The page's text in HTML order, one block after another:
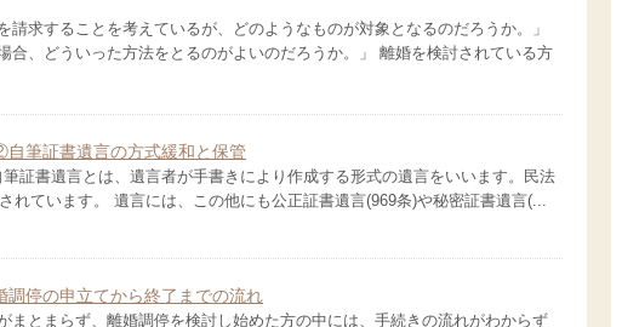
請求することを考えているが、どのようなものが対象となるのだろうか。」
合、どういった方法をとるのがよいのだろうか。」 離婚を検討されている方
筆証書遺言の方式緩和と保管
証書遺言とは、遺言者が手書きにより作成する形式の遺言をいいます。民法
れています。 遺言には、この他にも公正証書遺言(969条)や秘密証書遺言(...
調停の申立てから終了までの流れ
まとまらず、離婚調停を検討し始めた方の中には、手続きの流れがわからず